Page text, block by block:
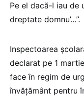
Pe el dacă-l iau de
dreptate domnu’…”.
Inspectoarea
declarat pe 1
face în regim de
învățământ pentru